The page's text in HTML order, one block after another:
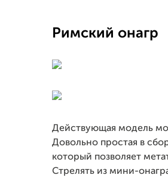
Римский онагр
Действующая модель
Довольно простая в
который позволяет
Стрелять из мини-